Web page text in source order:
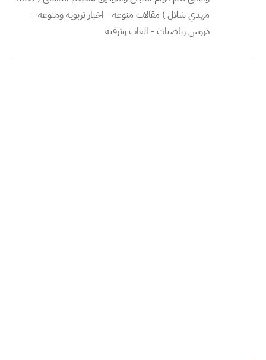
مهدي شلال ) مقالات منوعه - اخبار تربويه ومنوعه -
دروس رياضيات - العاب وترفيه